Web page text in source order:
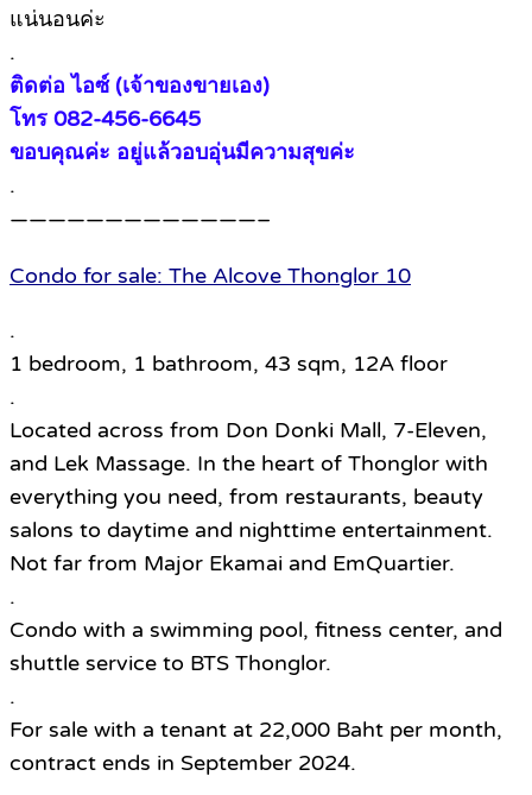
แน่นอนค่ะ
.
ติดต่อ ไอซ์ (เจ้าของขายเอง)
โทร 082-456-6645
ขอบคุณค่ะ อยู่แล้วอบอุ่นมีความสุขค่ะ
.
—————————————–
Condo for sale: The Alcove Thonglor 10
.
1 bedroom, 1 bathroom, 43 sqm, 12A floor
.
Located across from Don Donki Mall, 7-Eleven,
and Lek Massage. In the heart of Thonglor with
everything you need, from restaurants, beauty
salons to daytime and nighttime entertainment.
Not far from Major Ekamai and EmQuartier.
.
Condo with a swimming pool, fitness center, and
shuttle service to BTS Thonglor.
.
For sale with a tenant at 22,000 Baht per month,
contract ends in September 2024.